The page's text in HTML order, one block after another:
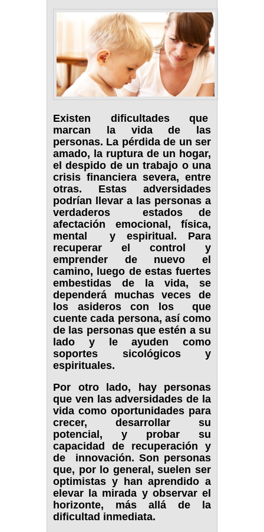
Existen dificultades que
marcan la vida de las
personas. La pérdida de un ser
amado, la ruptura de un hogar,
el despido de un trabajo o una
crisis financiera severa, entre
otras. Estas adversidades
podrían llevar a las personas a
verdaderos estados de
afectación emocional, física,
mental y espiritual. Para
recuperar el control y
emprender de nuevo el
camino, luego de estas fuertes
embestidas de la vida, se
dependerá muchas veces de
los asideros con los que
cuente cada persona, así como
de las personas que estén a su
lado y le ayuden como
soportes sicológicos y
espirituales.
Por otro lado, hay personas
que ven las adversidades de la
vida como oportunidades para
crecer, desarrollar su
potencial, y probar su
capacidad de recuperación y
de innovación. Son personas
que, por lo general, suelen ser
optimistas y han aprendido a
elevar la mirada y observar el
horizonte, más allá de la
dificultad inmediata.